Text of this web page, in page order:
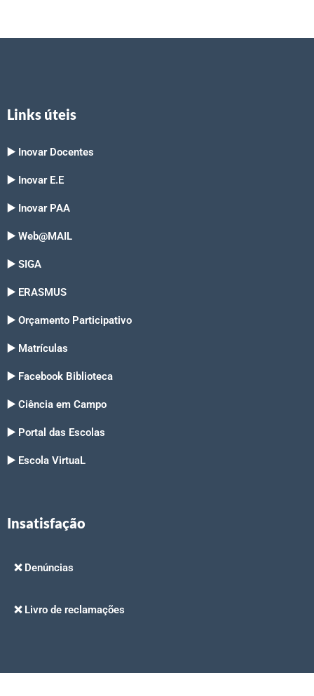
Links úteis
▶️ Inovar Docentes
▶️ Inovar E.E
▶️ Inovar PAA
▶️ Web@MAIL
▶️ SIGA
▶️ ERASMUS
▶️ Orçamento Participativo
▶️ Matrículas
▶️ Facebook Biblioteca
▶️ Ciência em Campo
▶️ Portal das Escolas
▶️ Escola VirtuaL
Insatisfação
❌ Denúncias
❌ Livro de reclamações